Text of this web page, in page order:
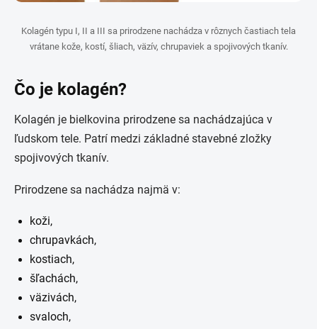
Kolagén typu I, II a III sa prirodzene nachádza v rôznych častiach tela
vrátane kože, kostí, šliach, väzív, chrupaviek a spojivových tkanív.
Čo je kolagén?
Kolagén je bielkovina prirodzene sa nachádzajúca v
ľudskom tele. Patrí medzi základné stavebné zložky
spojivových tkanív.
Prirodzene sa nachádza najmä v:
koži,
chrupavkách,
kostiach,
šľachách,
väzivách,
svaloch,